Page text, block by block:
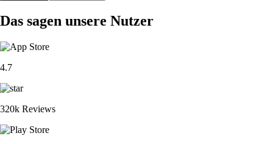
Das sagen unsere Nutzer
4.7
320k Reviews